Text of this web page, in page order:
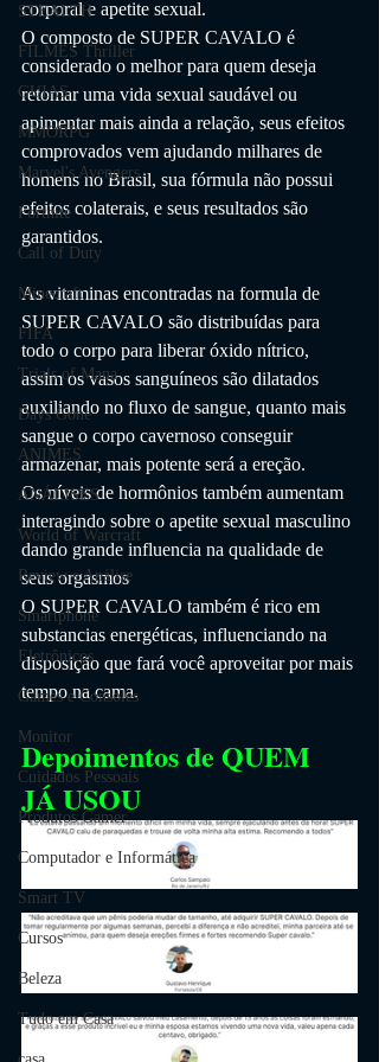
STEALTH
FILMES Thriller
GUIAS
MMORPG
Marvel's Avengers
Fortnite
Call of Duty
Minecraft
FIFA
Trials of Mana
Days Gone
ANIMES
ANÁLISES
World of Warcraft
Review e Análise
Smartphone
Eletrônicos
Games e Consoles
Monitor
Cuidados Pessoais
Produtos Gamer
Computador e Informática
Smart TV
Cursos
Beleza
Tudo em Casa
corporal e apetite sexual.
O composto de SUPER CAVALO é
considerado o melhor para quem deseja
retomar uma vida sexual saudável ou
apimentar mais ainda a relação, seus efeitos
comprovados vem ajudando milhares de
homens no Brasil, sua fórmula não possui
efeitos colaterais, e seus resultados são
garantidos.
As vitaminas encontradas na formula de
SUPER CAVALO são distribuídas para
todo o corpo para liberar óxido nítrico,
assim os vasos sanguíneos são dilatados
auxiliando no fluxo de sangue, quanto mais
sangue o corpo cavernoso conseguir
armazenar, mais potente será a ereção.
Os níveis de hormônios também aumentam
interagindo sobre o apetite sexual masculino
dando grande influencia na qualidade de
seus orgasmos
O SUPER CAVALO também é rico em
substancias energéticas, influenciando na
disposição que fará você aproveitar por mais
tempo na cama.
Depoimentos de QUEM
JÁ USOU